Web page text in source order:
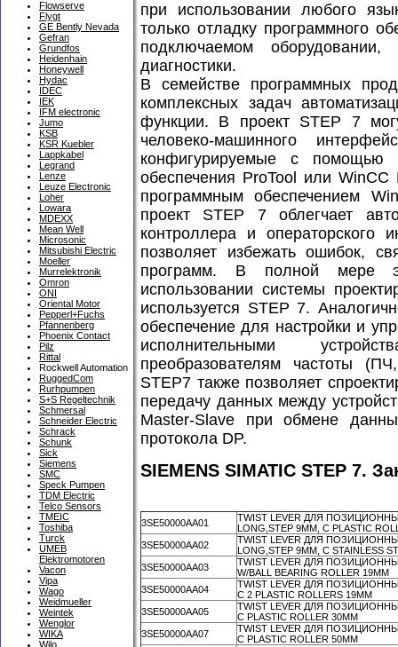
Flowserve
Flygt
GE Bently Nevada
Gefran
Grundfos
Heidenhain
Honeywell
Hydac
IDEC
IEK
IFM electronic
Jumo
KSB
KSR Kuebler
Lappkabel
Legrand
Lenze
Leuze Electronic
Loher
Lowara
MDEXX
Mean Well
Microsonic
Mitsubishi Electric
Moeller
Murrelektronik
Omron
ONI
Oriental Motor
Pepperl+Fuchs
Pfannenberg
Phoenix Contact
Pilz
Rittal
Rockwell Automation
RuggedCom
Rurhpumpen
S+S Regeltechnik
Schmersal
Schneider Electric
Schrack
Schunk
Sick
Siemens
SMC
Speck Pumpen
TDM Electric
Telco Sensors
TMEIC
Toshiba
Turck
UMEB
Elektromotoren
Vacon
Vipa
Wago
Weidmueller
Weintek
Wenglor
WIKA
Wilo
при использовании любого
только отладку программного
подключаемом
диагностики.
В семействе программных
комплексных задач
функции. В проект STEP 7
человеко-машинного
конфигурируемые с помощью
обеспечения ProTool или
программным обеспечением
проект STEP 7 облегчает
контроллера и операторского
позволяет избежать ошибок,
программ. В полной мере
использовании системы
используется STEP 7.
обеспечение для настройки и
исполнительными
преобразователям частоты
STEP7 также позволяет
передачу данных между
Master-Slave при обмене
протокола DP.
SIEMENS SIMATIC STEP 7.
3SE50000AA01
TWIST LEVER ДЛЯ
LONG,STEP 9MM, C PLASTIC
3SE50000AA02
TWIST LEVER ДЛЯ
LONG,STEP 9MM, C STAINLESS
3SE50000AA03
TWIST LEVER ДЛЯ
W/BALL BEARING ROLLER 19MM
3SE50000AA04
TWIST LEVER ДЛЯ
C 2 PLASTIC ROLLERS 19MM
3SE50000AA05
TWIST LEVER ДЛЯ
C PLASTIC ROLLER 30MM
3SE50000AA07
TWIST LEVER ДЛЯ
C PLASTIC ROLLER 50MM